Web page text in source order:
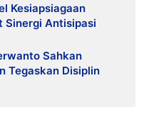
Kesiapsiagaan
Sinergi Antisipasi
Sahkan
Tegaskan Disiplin